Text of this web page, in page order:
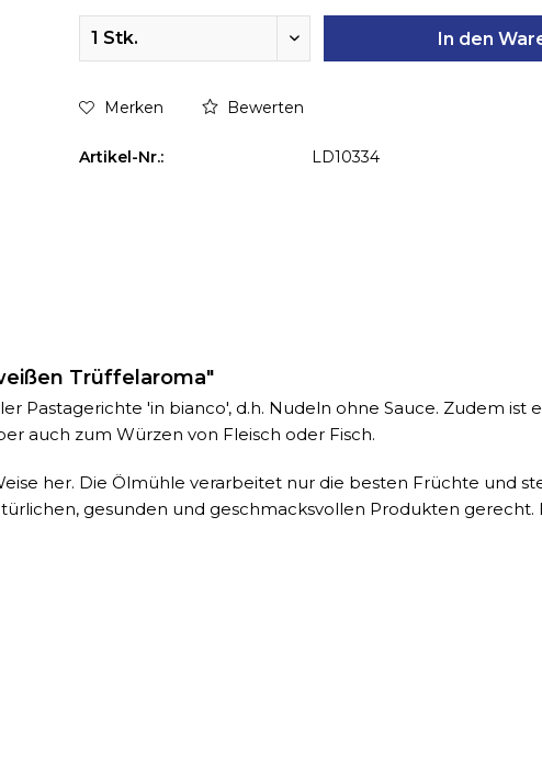
In den
Merken Bewerten
Artikel-Nr.: LD10334
Trüffelaroma"
'in bianco', d.h. Nudeln ohne Sauce. Zudem ist
auch zum Würzen von Fleisch oder Fisch.
her. Die Ölmühle verarbeitet nur die besten Früchte und
gesunden und geschmacksvollen Produkten gerecht.